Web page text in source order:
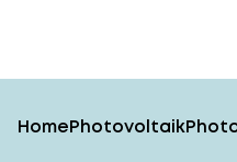
HomePhotovoltaik